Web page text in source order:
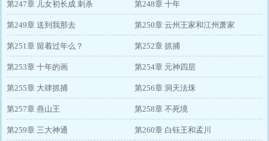
第247章 儿女初长成 刺杀 第248章 十年
第249章 送到我那去 第250章 云州王家和江州萧家
第251章 留着过年么？ 第252章 抓捕
第253章 十年的画 第254章 元神四层
第255章 大肆抓捕 第256章 洞天法珠
第257章 燕山王 第258章 不死境
第259章 三大神通 第260章 白钰王和孟川